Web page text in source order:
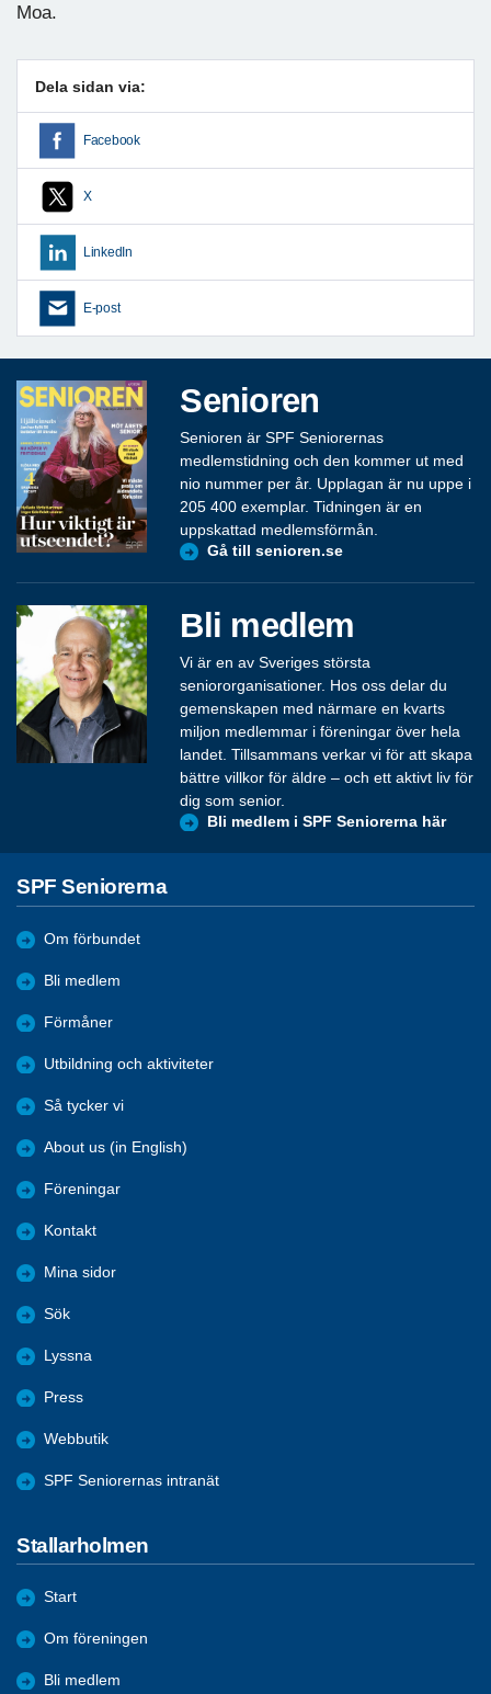
Moa.
Dela sidan via:
Facebook
X
LinkedIn
E-post
Senioren
Senioren är SPF Seniorernas
medlemstidning och den kommer ut med
nio nummer per år. Upplagan är nu uppe i
205 400 exemplar. Tidningen är en
uppskattad medlemsförmån.
Gå till senioren.se
Bli medlem
Vi är en av Sveriges största
seniororganisationer. Hos oss delar du
gemenskapen med närmare en kvarts
miljon medlemmar i föreningar över hela
landet. Tillsammans verkar vi för att skapa
bättre villkor för äldre – och ett aktivt liv för
dig som senior.
Bli medlem i SPF Seniorerna här
SPF Seniorerna
Om förbundet
Bli medlem
Förmåner
Utbildning och aktiviteter
Så tycker vi
About us (in English)
Föreningar
Kontakt
Mina sidor
Sök
Lyssna
Press
Webbutik
SPF Seniorernas intranät
Stallarholmen
Start
Om föreningen
Bli medlem